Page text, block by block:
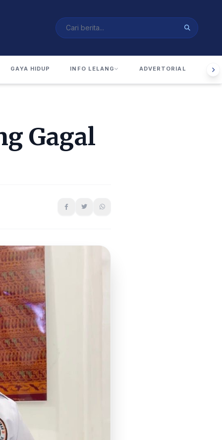
GAYA HIDUP INFO LELANG ADVERTORIAL
Gagal